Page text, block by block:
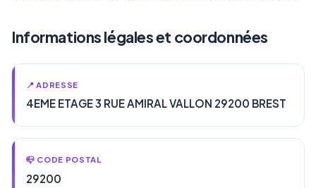
Informations légales et coordonnées
📍 ADRESSE
4EME ETAGE 3 RUE AMIRAL VALLON 29200 BREST
📪 CODE POSTAL
29200